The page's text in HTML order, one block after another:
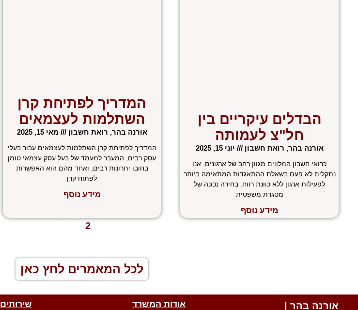
הבדלים עיקריים בין
חל"צ לעמותה
אורנה בהר, רואת חשבון יוני 15, 2025
כרואי חשבון המלווים מגוון רחב של ארגונים, אנו
נתקלים לא פעם בשאלת ההתאגדות המתאימה ביותר
לפעילות ארגון ללא כוונת רווח. בחירה נכונה של
מסגרת משפטית
מידע נוסף
המדריך לפתיחת קרן
השתלמות לעצמאים
אורנה בהר, רואת חשבון מאי 15, 2025
המדריך לפתיחת קרן השתלמות לעצמאים עבור בעלי
עסק רבים, המעבר למעמד של בעל עסק עצמאי טומן
בחובו יתרונות רבים, ואחד מהם הוא האפשרות
לפתוח קרן
מידע נוסף
2
לכל המאמרים לחץ כאן
אורנה בהר | אודות המשרד שירותים